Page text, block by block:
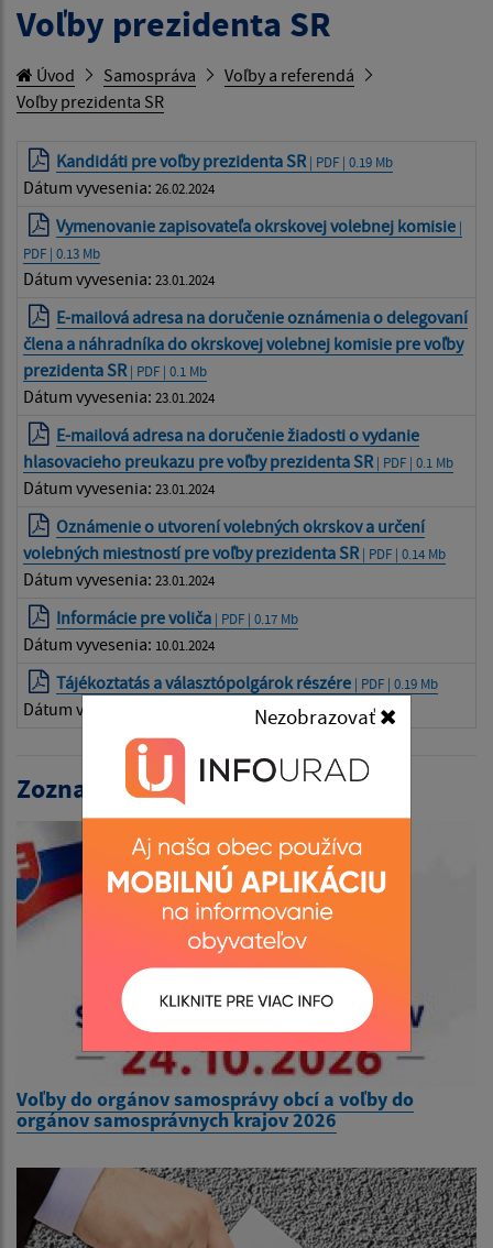
Nezobrazovať
Voľby prezidenta SR
Úvod Samospráva
Voľby a referendá
Voľby prezidenta SR
Kandidáti pre voľby prezidenta SR | PDF | 0.19 Mb
Dátum vyvesenia: 26.02.2024
Vymenovanie zapisovateľa okrskovej volebnej komisie |
PDF | 0.13 Mb
Dátum vyvesenia: 23.01.2024
E-mailová adresa na doručenie oznámenia o delegovaní
člena a náhradníka do okrskovej volebnej komisie pre voľby
prezidenta SR | PDF | 0.1 Mb
Dátum vyvesenia: 23.01.2024
E-mailová adresa na doručenie žiadosti o vydanie
hlasovacieho preukazu pre voľby prezidenta SR | PDF | 0.1 Mb
Dátum vyvesenia: 23.01.2024
Oznámenie o utvorení volebných okrskov a určení
volebných miestností pre voľby prezidenta SR | PDF | 0.14 Mb
Dátum vyvesenia: 23.01.2024
Informácie pre voliča | PDF | 0.17 Mb
Dátum vyvesenia: 10.01.2024
Tájékoztatás a választópolgárok részére | PDF | 0.19 Mb
Dátum vyvesenia:
Zoznam volieb:
Voľby do orgánov samosprávy obcí a voľby do
orgánov samosprávnych krajov 2026